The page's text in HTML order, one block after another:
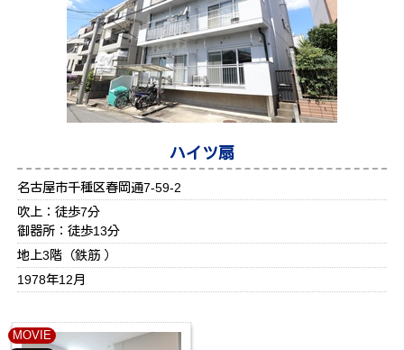
ハイツ扇
名古屋市千種区春岡通7-59-2
吹上：徒歩7分
御器所：徒歩13分
地上3階（鉄筋 ）
1978年12月
MOVIE